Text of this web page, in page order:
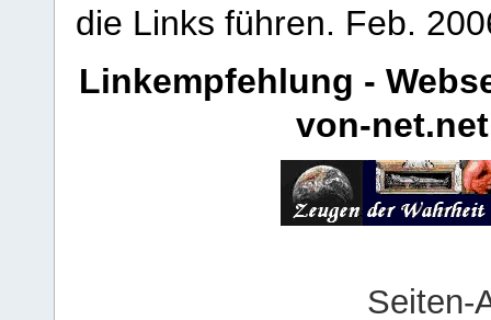
die Links führen. Feb.
Linkempfehlung -
von-net.net
Seiten-